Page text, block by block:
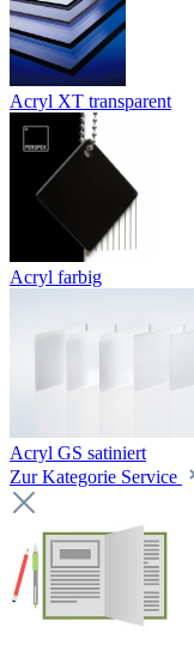
Acryl XT transparent
Acryl farbig
Acryl GS satiniert
Zur Kategorie Service